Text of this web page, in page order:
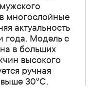
многослойные
актуальность
года. Модель с
в больших
высокого
ручная
30°C.